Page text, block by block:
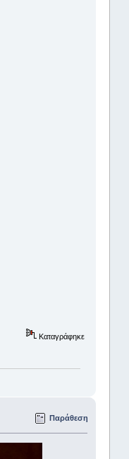
Καταγράφηκε
Παράθεση